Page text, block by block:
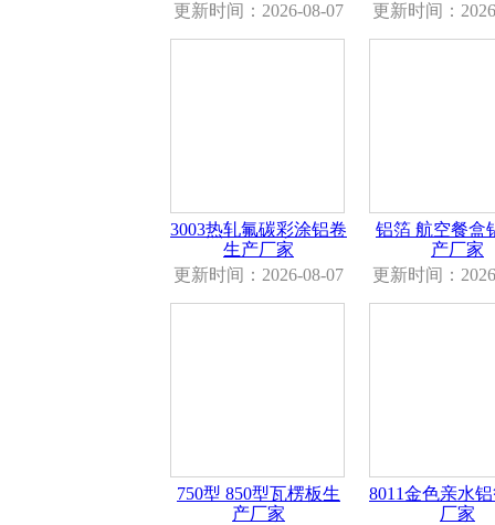
更新时间：2026-08-07
更新时间：
3003热轧氟碳彩涂铝卷
生产厂家
更新时间：2026-08-07
铝箔 航空餐盒
产厂家
更新时间：
750型 850型瓦楞板生
产厂家
8011金色亲水
厂家